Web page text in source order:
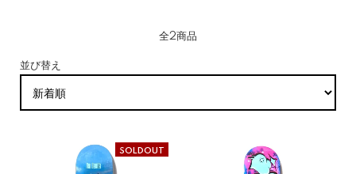
全2商品
並び替え
SOLDOUT